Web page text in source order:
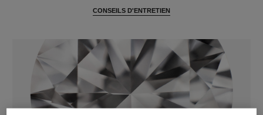
CONSEILS D'ENTRETIEN